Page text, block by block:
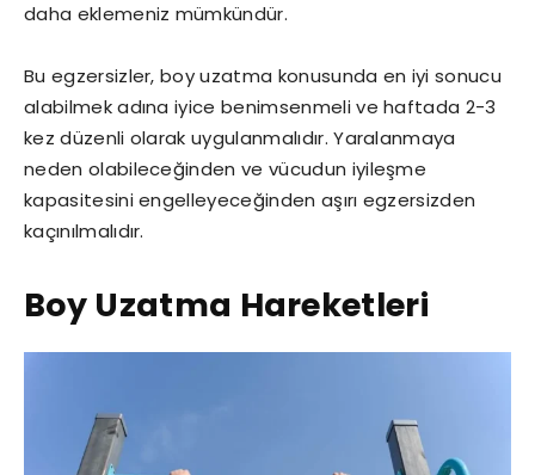
daha eklemeniz mümkündür.
Bu egzersizler, boy uzatma konusunda en iyi sonucu
alabilmek adına iyice benimsenmeli ve haftada 2-3
kez düzenli olarak uygulanmalıdır. Yaralanmaya
neden olabileceğinden ve vücudun iyileşme
kapasitesini engelleyeceğinden aşırı egzersizden
kaçınılmalıdır.
Boy Uzatma Hareketleri